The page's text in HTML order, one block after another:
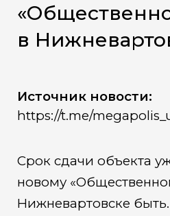
в
Источник новости:
https://t.me/
Срок сдачи объекта
новому
Нижневартовске быть.